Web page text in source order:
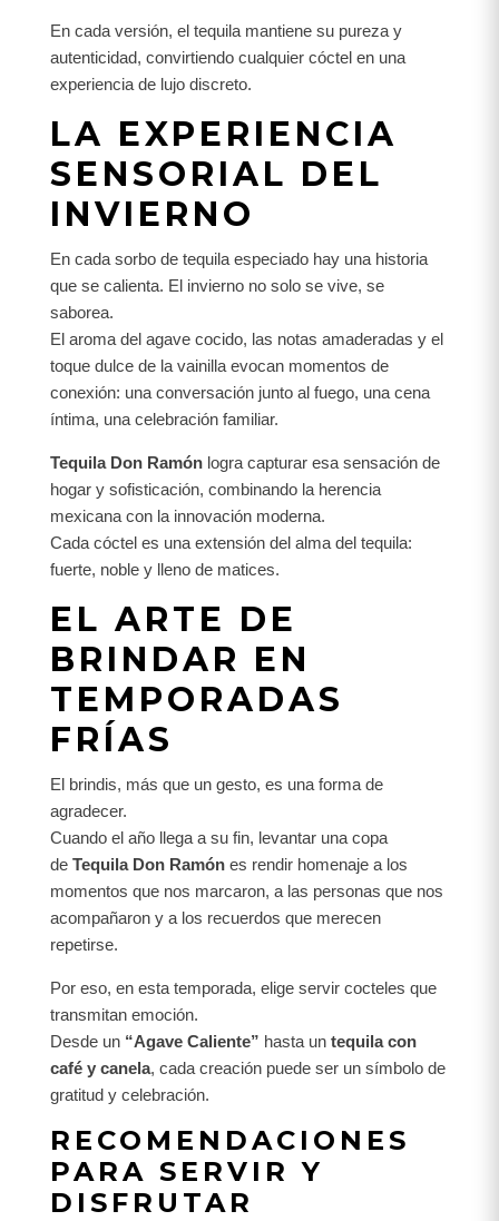
En cada versión, el tequila mantiene su pureza y
autenticidad, convirtiendo cualquier cóctel en una
experiencia de lujo discreto.
LA EXPERIENCIA
SENSORIAL DEL
INVIERNO
En cada sorbo de tequila especiado hay una historia
que se calienta. El invierno no solo se vive, se
saborea.
El aroma del agave cocido, las notas amaderadas y el
toque dulce de la vainilla evocan momentos de
conexión: una conversación junto al fuego, una cena
íntima, una celebración familiar.
Tequila Don Ramón logra capturar esa sensación de
hogar y sofisticación, combinando la herencia
mexicana con la innovación moderna.
Cada cóctel es una extensión del alma del tequila:
fuerte, noble y lleno de matices.
EL ARTE DE
BRINDAR EN
TEMPORADAS
FRÍAS
El brindis, más que un gesto, es una forma de
agradecer.
Cuando el año llega a su fin, levantar una copa
de Tequila Don Ramón es rendir homenaje a los
momentos que nos marcaron, a las personas que nos
acompañaron y a los recuerdos que merecen
repetirse.
Por eso, en esta temporada, elige servir cocteles que
transmitan emoción.
Desde un “Agave Caliente” hasta un tequila con
café y canela, cada creación puede ser un símbolo de
gratitud y celebración.
RECOMENDACIONES
PARA SERVIR Y
DISFRUTAR